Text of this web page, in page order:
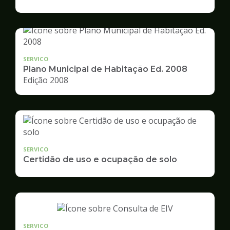
Desenvolvimento
Urbano
SERVICO
Plano Municipal de Habitação Ed. 2008
Edição 2008
SERVICO
Certidão de uso e ocupação de solo
SERVICO